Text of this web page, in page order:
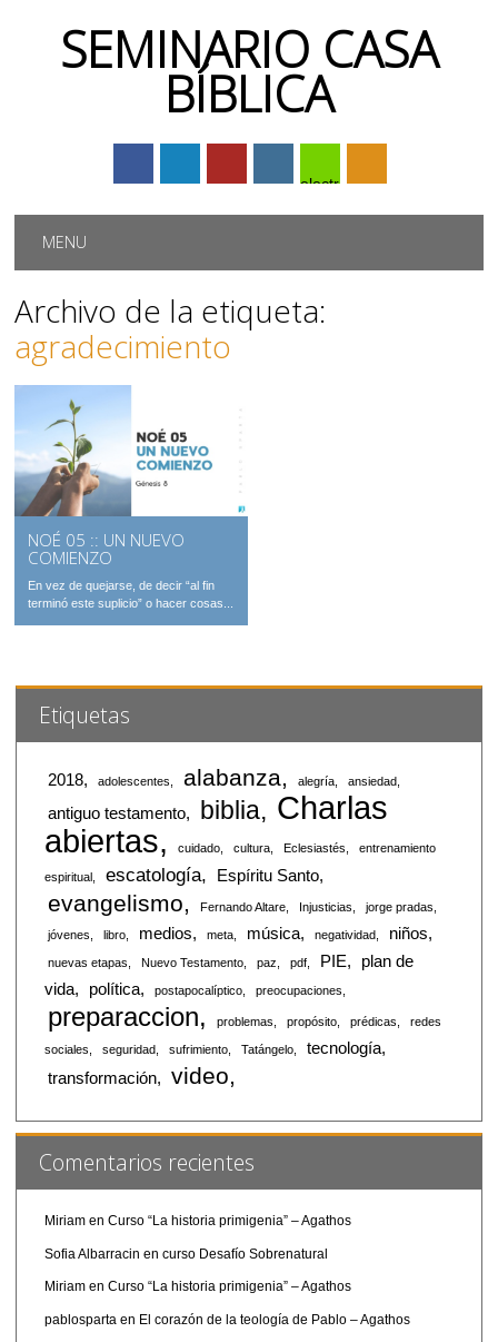
SEMINARIO CASA
BÍBLICA
electrónico
Menú principal
MENU
Archivo de la etiqueta:
agradecimiento
NOÉ 05 :: UN NUEVO
COMIENZO
En vez de quejarse, de decir “al fin
terminó este suplicio” o hacer cosas...
Etiquetas
2018 adolescentes alabanza alegría ansiedad
antiguo testamento biblia
Charlas
abiertas
cuidado cultura Eclesiastés entrenamiento
espiritual escatología Espíritu Santo
evangelismo Fernando Altare Injusticias jorge pradas
jóvenes libro medios meta música negatividad niños
nuevas etapas Nuevo Testamento paz pdf PIE
plan de
vida
política postapocalíptico preocupaciones
preparaccion problemas propósito prédicas redes
sociales seguridad sufrimiento Tatángelo
tecnología
transformación
video
Comentarios recientes
Miriamen Curso “La historia primigenia” – Agathos
Sofia Albarracin en curso Desafío Sobrenatural
Miriamen Curso “La historia primigenia” – Agathos
pablospartaen El corazón de la teología de Pablo – Agathos